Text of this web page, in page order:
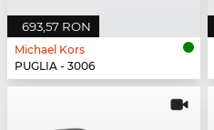
693,57 RON
Michael Kors
PUGLIA - 3006